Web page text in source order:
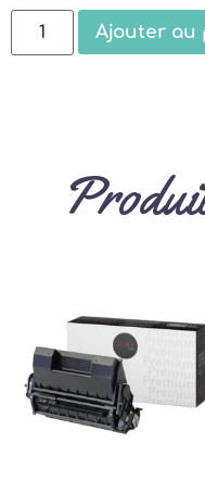
Ajouter au